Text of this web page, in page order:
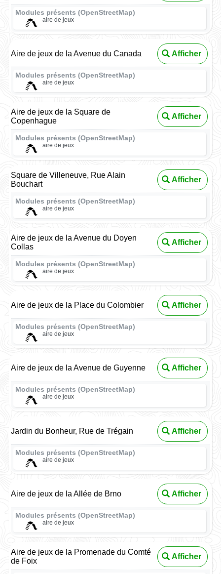
Modules présents (OpenStreetMap)
aire de jeux
Aire de jeux de la Avenue du Canada Afficher
Modules présents (OpenStreetMap)
aire de jeux
Aire de jeux de la Square de
Copenhague
Afficher
Modules présents (OpenStreetMap)
aire de jeux
Square de Villeneuve, Rue Alain
Bouchart
Afficher
Modules présents (OpenStreetMap)
aire de jeux
Aire de jeux de la Avenue du Doyen
Collas
Afficher
Modules présents (OpenStreetMap)
aire de jeux
Aire de jeux de la Place du Colombier Afficher
Modules présents (OpenStreetMap)
aire de jeux
Aire de jeux de la Avenue de Guyenne Afficher
Modules présents (OpenStreetMap)
aire de jeux
Jardin du Bonheur, Rue de Trégain Afficher
Modules présents (OpenStreetMap)
aire de jeux
Aire de jeux de la Allée de Brno Afficher
Modules présents (OpenStreetMap)
aire de jeux
Aire de jeux de la Promenade du Comté
de Foix
Afficher